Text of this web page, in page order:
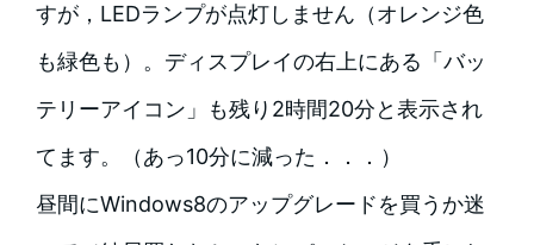
すが，LEDランプが点灯しません（オレンジ色
も緑色も）。ディスプレイの右上にある「バッ
テリーアイコン」も残り2時間20分と表示され
てます。（あっ10分に減った．．．）
昼間にWindows8のアップグレードを買うか迷